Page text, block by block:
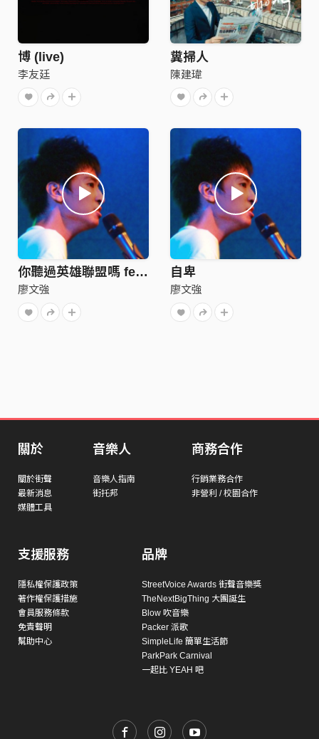
博 (live)
李友廷
糞掃人
陳建瑋
你聽過英雄聯盟嗎 feat. 利得彙
廖文強
自卑
廖文強
關於
關於街聲
最新消息
媒體工具
音樂人
音樂人指南
街托邦
商務合作
行銷業務合作
非營利 / 校園合作
支援服務
隱私權保護政策
著作權保護措施
會員服務條款
免責聲明
幫助中心
品牌
StreetVoice Awards 街聲音樂獎
TheNextBigThing 大團誕生
Blow 吹音樂
Packer 派歌
SimpleLife 簡單生活節
ParkPark Carnival
一起比 YEAH 吧